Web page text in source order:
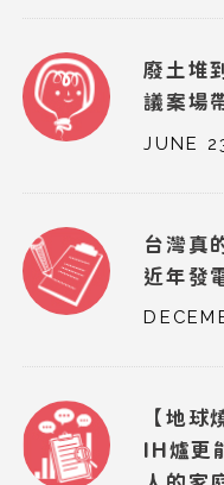
廢土堆
議案場
JUNE
台灣真
近年發
【地
IH爐更